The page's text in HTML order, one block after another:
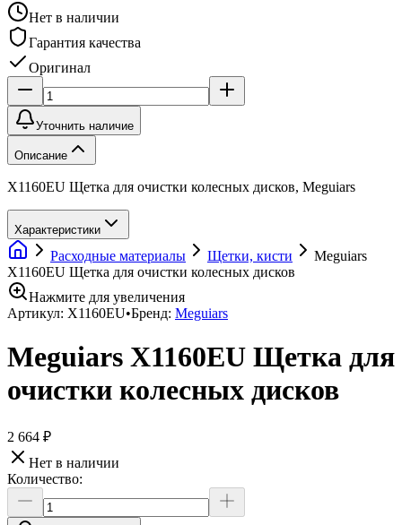
Нет в наличии
Гарантия качества
Оригинал
Уточнить наличие
Описание
X1160EU Щетка для очистки колесных дисков, Meguiars
Характеристики
Расходные материалы Щетки, кисти
Meguiars
X1160EU Щетка для очистки колесных дисков
Нажмите для увеличения
Артикул: X1160EU•Бренд: Meguiars
Meguiars X1160EU Щетка для
очистки колесных дисков
2 664 ₽
Нет в наличии
Количество: